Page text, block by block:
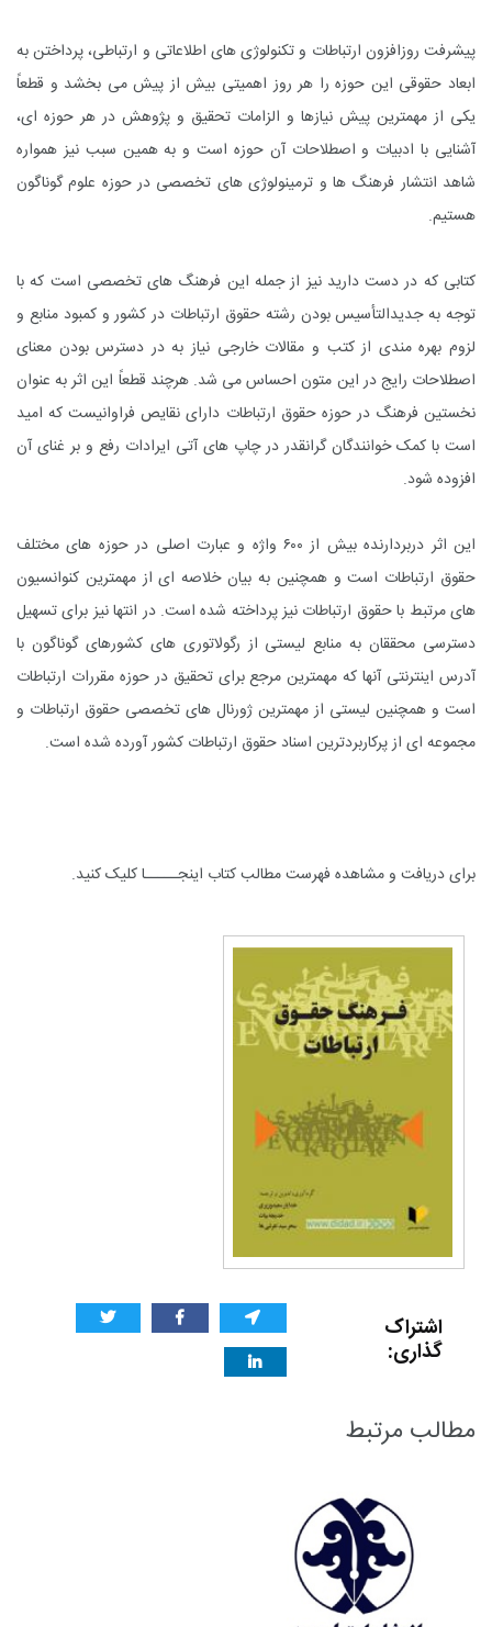
پیشرفت روزافزون ارتباطات و تکنولوژی های اطلاعاتی و ارتباطی، پرداختن به
ابعاد حقوقی این حوزه را هر روز اهمیتی بیش از پیش می بخشد و قطعاً
یکی از مهمترین پیش نیازها و الزامات تحقیق و پژوهش در هر حوزه ای،
آشنایی با ادبیات و اصطلاحات آن حوزه است و به همین سبب نیز همواره
شاهد انتشار فرهنگ ها و ترمینولوژی های تخصصی در حوزه علوم گوناگون
هستیم.
کتابی که در دست دارید نیز از جمله این فرهنگ های تخصصی است که با
توجه به جدیدالتأسیس بودن رشته حقوق ارتباطات در کشور و کمبود منابع و
لزوم بهره مندی از کتب و مقالات خارجی نیاز به در دسترس بودن معنای
اصطلاحات رایج در این متون احساس می شد. هرچند قطعاً این اثر به عنوان
نخستین فرهنگ در حوزه حقوق ارتباطات دارای نقایص فراوانیست که امید
است با کمک خوانندگان گرانقدر در چاپ های آتی ایرادات رفع و بر غنای آن
افزوده شود.
این اثر دربردارنده بیش از ۶۰۰ واژه و عبارت اصلی در حوزه های مختلف
حقوق ارتباطات است و همچنین به بیان خلاصه ای از مهمترین کنوانسیون
های مرتبط با حقوق ارتباطات نیز پرداخته شده است. در انتها نیز برای تسهیل
دسترسی محققان به منابع لیستی از رگولاتوری های کشورهای گوناگون با
آدرس اینترنتی آنها که مهمترین مرجع برای تحقیق در حوزه مقررات ارتباطات
است و همچنین لیستی از مهمترین ژورنال های تخصصی حقوق ارتباطات و
مجموعه ای از پرکاربردترین اسناد حقوق ارتباطات کشور آورده شده است.
برای دریافت و مشاهده فهرست مطالب کتاب اینجـــــاکلیک کنید.
اشتراک
گذاری:
مطالب مرتبط